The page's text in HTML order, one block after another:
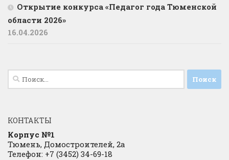
Открытие конкурса «Педагог года Тюменской
области 2026»
16.04.2026
Найти:
КОНТАКТЫ
Корпус №1
Тюмень, Домостроителей, 2а
Телефон: +7 (3452) 34-69-18